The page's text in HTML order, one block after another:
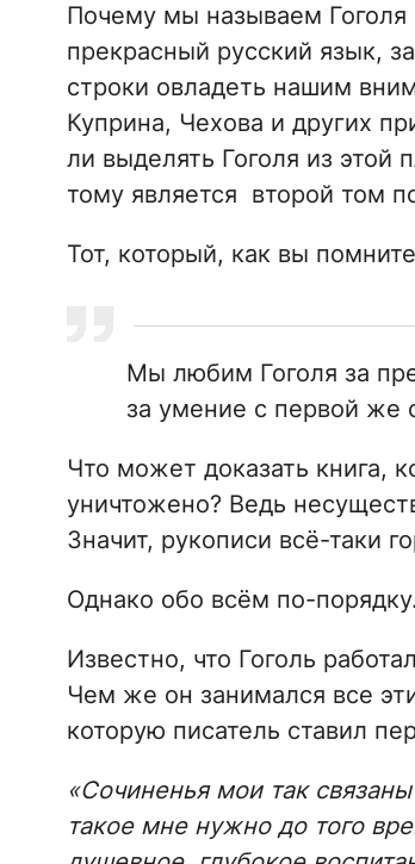
Почему мы называем
прекрасный русский язык,
строки овладеть нашим
Куприна, Чехова и других
ли выделять Гоголя из этой
тому является второй том
Тот, который, как вы
Мы любим Гоголя за
за умение с первой же
Что может доказать книга,
уничтожено? Ведь
Значит, рукописи всё-таки
Однако обо всём по-порядку.
Известно, что Гоголь
Чем же он занимался все
которую писатель ставил
«Сочиненья мои так
такое мне нужно до того